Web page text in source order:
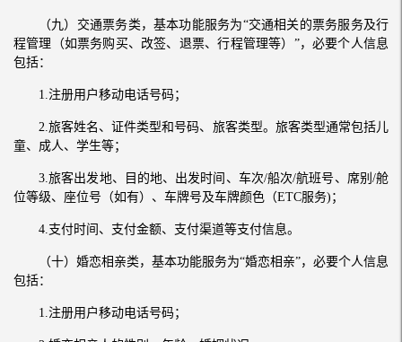
（九）交通票务类，基本功能服务为“交通相关的票务服务及行
程管理（如票务购买、改签、退票、行程管理等）”，必要个人信息
包括：
1.注册用户移动电话号码；
2.旅客姓名、证件类型和号码、旅客类型。旅客类型通常包括儿
童、成人、学生等；
3.旅客出发地、目的地、出发时间、车次/船次/航班号、席别/舱
位等级、座位号（如有）、车牌号及车牌颜色（ETC服务)；
4.支付时间、支付金额、支付渠道等支付信息。
（十）婚恋相亲类，基本功能服务为“婚恋相亲”，必要个人信息
包括：
1.注册用户移动电话号码；